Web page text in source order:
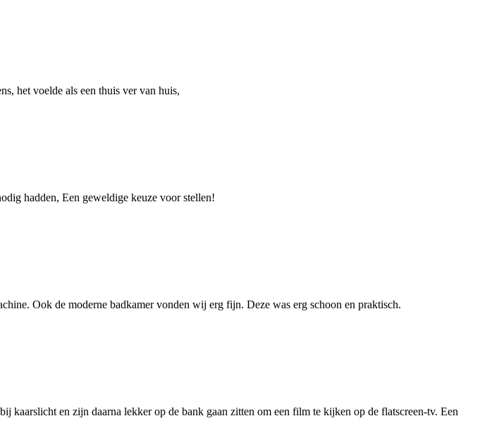
het voelde als een thuis ver van huis,
hadden, Een geweldige keuze voor stellen!
Ook de moderne badkamer vonden wij erg fijn. Deze was erg schoon en praktisch.
kaarslicht en zijn daarna lekker op de bank gaan zitten om een film te kijken op de flatscreen-tv. Een